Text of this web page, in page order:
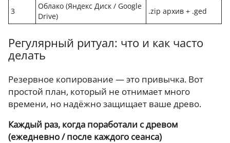
3
Облако (Яндекс Диск / Google
Drive)
.zip архив + .ged
Регулярный ритуал: что и как часто
делать
Резервное копирование — это привычка. Вот
простой план, который не отнимает много
времени, но надёжно защищает ваше древо.
Каждый раз, когда поработали с древом
(ежедневно / после каждого сеанса)